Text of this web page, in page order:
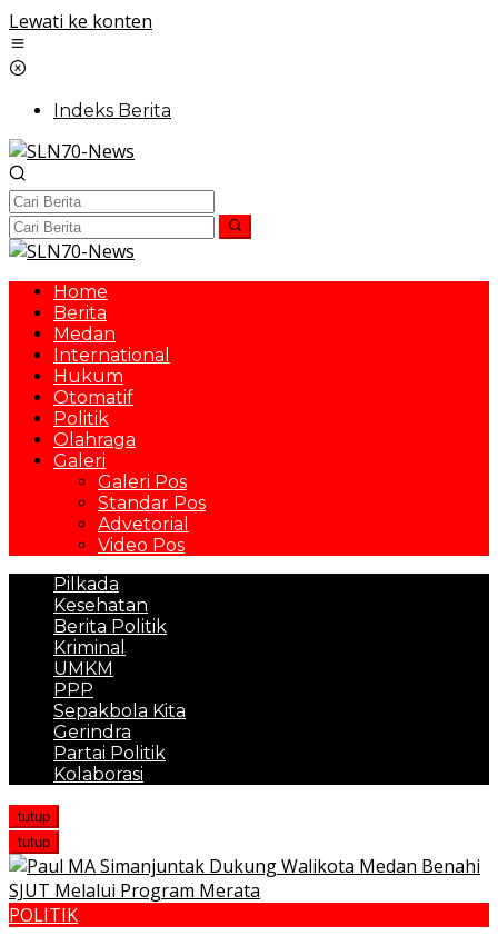
Lewati ke konten
Indeks Berita
Home
Berita
Medan
International
Hukum
Otomatif
Politik
Olahraga
Galeri
Galeri Pos
Standar Pos
Advetorial
Video Pos
Pilkada
Kesehatan
Berita Politik
Kriminal
UMKM
PPP
Sepakbola Kita
Gerindra
Partai Politik
Kolaborasi
tutup
tutup
POLITIK